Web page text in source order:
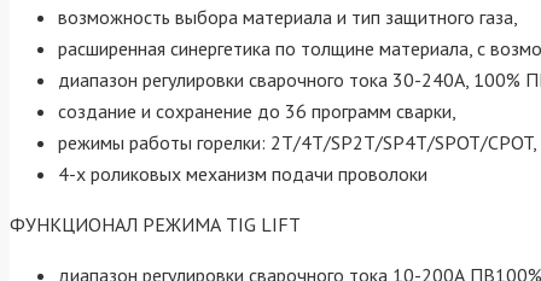
возможность выбора материала и тип защитного газа,
расширенная синергетика по толщине материала, с
диапазон регулировки сварочного тока 30-240А, 100%
создание и сохранение до 36 программ сварки,
режимы работы горелки: 2Т/4Т/SP2T/SP4T/SPOT/CPOT,
4-х роликовых механизм подачи проволоки
ФУНКЦИОНАЛ РЕЖИМА TIG LIFT
диапазон регулировки сварочного тока 10-200А